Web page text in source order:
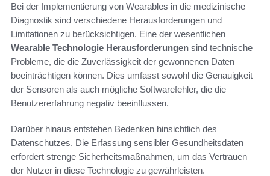
Bei der Implementierung von Wearables in die medizinische
Diagnostik sind verschiedene Herausforderungen und
Limitationen zu berücksichtigen. Eine der wesentlichen
Wearable Technologie Herausforderungen sind technische
Probleme, die die Zuverlässigkeit der gewonnenen Daten
beeinträchtigen können. Dies umfasst sowohl die Genauigkeit
der Sensoren als auch mögliche Softwarefehler, die die
Benutzererfahrung negativ beeinflussen.
Darüber hinaus entstehen Bedenken hinsichtlich des
Datenschutzes. Die Erfassung sensibler Gesundheitsdaten
erfordert strenge Sicherheitsmaßnahmen, um das Vertrauen
der Nutzer in diese Technologie zu gewährleisten.